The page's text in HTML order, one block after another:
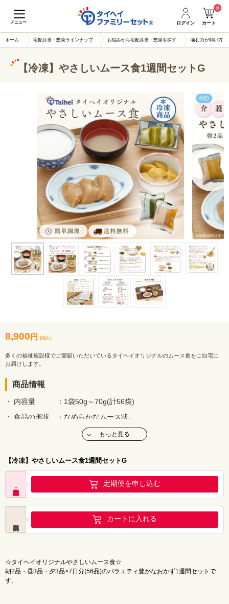
メニュー ログイン カート
0
ホーム 宅配弁当・惣菜ラインナップ お悩みから宅配弁当・惣菜を探す 噛む力が弱い方
【冷凍】やさしいムース食1週間セットG
8,900 円 (税込 )
多くの福祉施設様でご愛顧いただいているタイヘイオリジナルのムース食をご自宅に
お届けします。
商品情報
内容量
：1袋50g～70g(計56袋)
食品の形状
：なめらかなムース状。
：商品ラベルにてご確認ください。
※賞味期限が1か月以上あるものをお届けいたします。
保存方法
：-18℃以下で保存してください。
製造者
：京都ケータリング株式会社
▶原材料・アレルギー一覧はPDFにてご確認いただけます
召し上がり方
1. 解凍する（加熱不要）
2. 温める場合（65℃以下を厳守）
完全に解凍した後、50℃前後の温湯に数分つけて温めてください。
※水と熱湯を1：1で混ぜると、ちょうど良い温湯（約50℃）になります。
もっと見る
【冷凍】やさしいムース食1週間セットG
定期便を申し込む
カートに入れる
☆タイヘイオリジナルやさしいムース食☆
朝2品・昼3品・夕3品×7日分(56品)のバラエティ豊かなおかず1週間セットで
す。